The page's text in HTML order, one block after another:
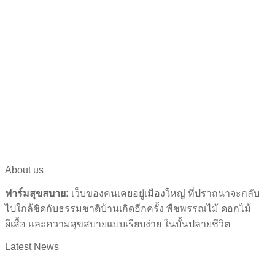
About us
ฟาร์มสุขสบาย: เว็บของคนเคยอยู่เมืองใหญ่ ที่ปราถนาจะกลับ
ไปใกล้ชิดกับธรรมชาติบ้านเกิดอีกครั้ง พืชพรรณไม้ ดอกไม้
ผีเสื้อ และความสุขสบายแบบเรียบง่าย ในบั้นปลายชีวิต
Latest News